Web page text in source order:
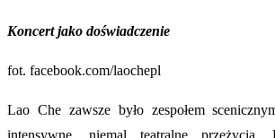
Koncert jako doświadczenie
fot. facebook.com/laochepl
Lao Che zawsze było zespołem